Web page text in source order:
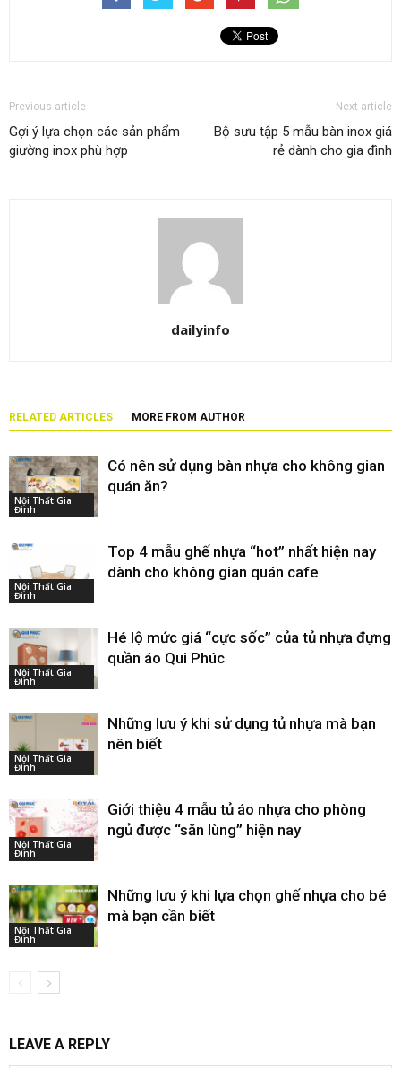
Previous article
Gợi ý lựa chọn các sản phẩm
giường inox phù hợp
Next article
Bộ sưu tập 5 mẫu bàn inox giá
rẻ dành cho gia đình
dailyinfo
RELATED ARTICLES MORE FROM AUTHOR
Nội Thất Gia
Đình
Có nên sử dụng bàn nhựa cho không gian
quán ăn?
Nội Thất Gia
Đình
Top 4 mẫu ghế nhựa “hot” nhất hiện nay
dành cho không gian quán cafe
Nội Thất Gia
Đình
Hé lộ mức giá “cực sốc” của tủ nhựa đựng
quần áo Qui Phúc
Nội Thất Gia
Đình
Những lưu ý khi sử dụng tủ nhựa mà bạn
nên biết
Nội Thất Gia
Đình
Giới thiệu 4 mẫu tủ áo nhựa cho phòng
ngủ được “săn lùng” hiện nay
Nội Thất Gia
Đình
Những lưu ý khi lựa chọn ghế nhựa cho bé
mà bạn cần biết
LEAVE A REPLY